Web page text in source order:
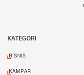
KATEGORI
BISNIS
KAMPAR